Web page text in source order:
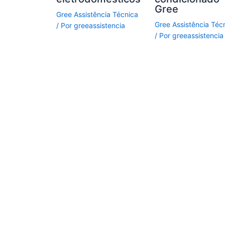
Gree Assistência Técnica
/ Por greeassistencia
Gree
Gree Assistência
/ Porgreeassistencia